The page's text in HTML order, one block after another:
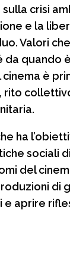
sulla crisi
e la
Valori
da quando
cinema è
rito
ha
sociali
del
di
e aprire